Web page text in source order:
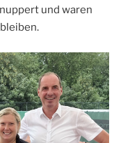
und waren